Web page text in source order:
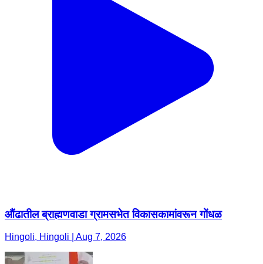
औंढातील ब्राह्मणवाडा ग्रामसभेत विकासकामांवरून गोंधळ
Hingoli, Hingoli | Aug 7, 2026